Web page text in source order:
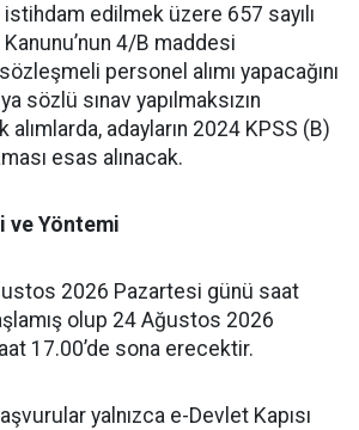
edilmek üzere 657 sayılı
4/B maddesi
personel alımı yapacağını
sözlü sınav yapılmaksızın
adayların 2024 KPSS (B)
esas alınacak.
ve Yöntemi
2026 Pazartesi günü saat
olup 24 Ağustos 2026
17.00’de sona erecektir.
yalnızca e-Devlet Kapısı